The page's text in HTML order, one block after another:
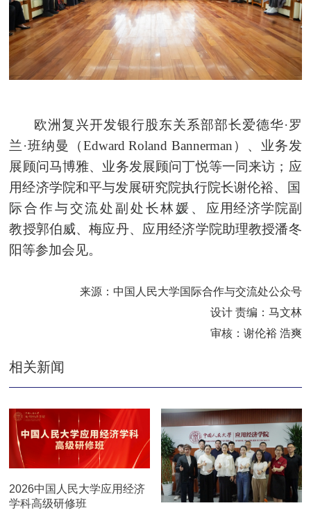
欧洲复兴开发银行股东关系部部长爱德华·罗
兰·班纳曼（Edward Roland Bannerman）、业务发
展顾问马博雅、业务发展顾问丁悦等一同来访；应
用经济学院和平与发展研究院执行院长谢伦裕、
国
际合作与交流处副处长林媛、 应用经济学院副
教授郭伯威、梅应丹、应用经济学院助理教授潘冬
阳等参加会见。
来源：中国人民大学国际合作与交流处公众号
设计 责编：马文林
审核： 谢伦裕 浩爽
相关新闻
2026中国人民大学应用经济
学科高级研修班